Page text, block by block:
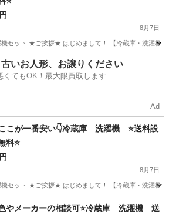
8月7日
セット ★ご挨拶★ はじめまして！ 【冷蔵庫・洗濯機セ
家電 セット
古いお人形、お譲りください
くてもOK！最大限買取します
Ad
こが一番安い👇冷蔵庫 洗濯機 ⭐️送料設
料⭐️
8月7日
セット ★ご挨拶★ はじめまして！ 【冷蔵庫・洗濯機セ
家電 セット
やメーカーの相談可⭐️冷蔵庫 洗濯機 送